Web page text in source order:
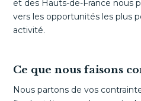
et des Hauts-de-France nous
vers les opportunités les plus
activité.
Ce que nous faisons
Nous partons de vos